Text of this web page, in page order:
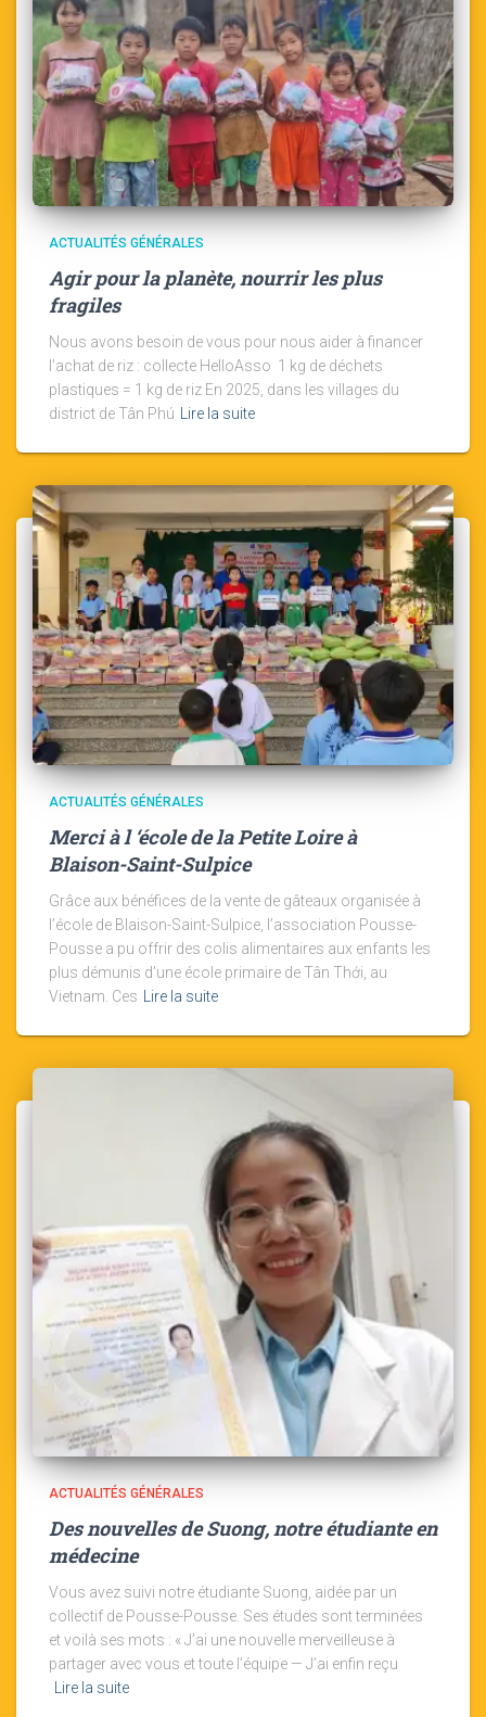
ACTUALITÉS GÉNÉRALES
Agir pour la planète, nourrir les plus
fragiles
Nous avons besoin de vous pour nous aider à financer
l’achat de riz : collecte HelloAsso 1 kg de déchets
plastiques = 1 kg de riz En 2025, dans les villages du
district de Tân Phú
Lire la suite
ACTUALITÉS GÉNÉRALES
Merci à l ‘école de la Petite Loire à
Blaison-Saint-Sulpice
Grâce aux bénéfices de la vente de gâteaux organisée à
l’école de Blaison-Saint-Sulpice, l’association Pousse-
Pousse a pu offrir des colis alimentaires aux enfants les
plus démunis d’une école primaire de Tân Thới, au
Vietnam. Ces Lire la suite
ACTUALITÉS GÉNÉRALES
Des nouvelles de Suong, notre étudiante en
médecine
Vous avez suivi notre étudiante Suong, aidée par un
collectif de Pousse-Pousse. Ses études sont terminées
et voilà ses mots : « J’ai une nouvelle merveilleuse à
partager avec vous et toute l’équipe — J’ai enfin reçu
Lire la suite